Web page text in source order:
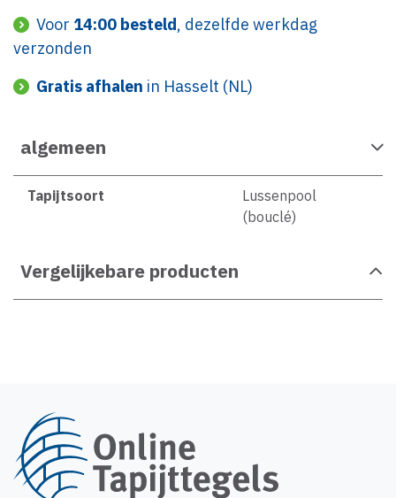
Voor 14:00 besteld, dezelfde werkdag
verzonden
Gratis afhalen in Hasselt (NL)
algemeen
Tapijtsoort
Lussenpool
(bouclé)
Vergelijkebare producten